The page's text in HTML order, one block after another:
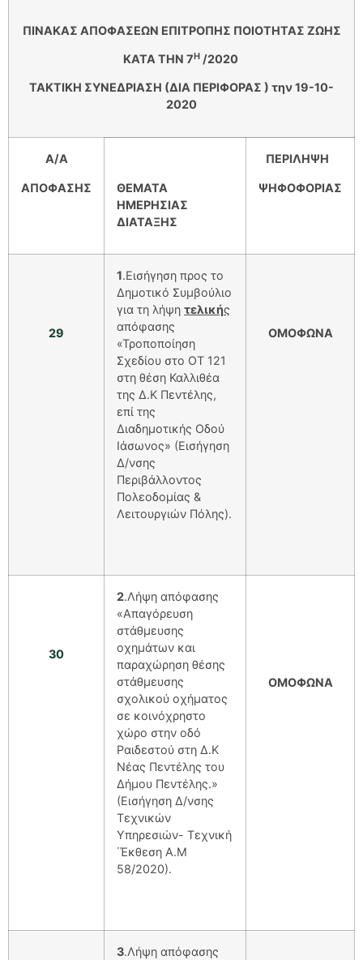
ΠΙΝΑΚΑΣ ΑΠΟΦΑΣΕΩΝ ΕΠΙΤΡΟΠΗΣ ΠΟΙΟΤΗΤΑΣ ΖΩΗΣ
ΚΑΤΑ ΤΗΝ 7Η/2020
ΤΑΚΤΙΚΗ ΣΥΝΕΔΡΙΑΣΗ (ΔΙΑ ΠΕΡΙΦΟΡΑΣ ) την 19-10-
2020
Α/Α
ΑΠΟΦΑΣΗΣ
ΘΕΜΑΤΑ
ΗΜΕΡΗΣΙΑΣ
ΔΙΑΤΑΞΗΣ
ΠΕΡΙΛΗΨΗ
ΨΗΦΟΦΟΡΙΑΣ
29
1.Εισήγηση προς το
Δημοτικό Συμβούλιο
για τη λήψη τελικής
απόφασης
«Τροποποίηση
Σχεδίου στο ΟΤ 121
στη θέση Καλλιθέα
της Δ.Κ Πεντέλης,
επί της
Διαδημοτικής Οδού
Ιάσωνος» (Εισήγηση
Δ/νσης
Περιβάλλοντος
Πολεοδομίας &
Λειτουργιών Πόλης).
ΟΜΟΦΩΝΑ
30
2.Λήψη απόφασης
«Απαγόρευση
στάθμευσης
οχημάτων και
παραχώρηση θέσης
στάθμευσης
σχολικού οχήματος
σε κοινόχρηστο
χώρο στην οδό
Ραιδεστού στη Δ.Κ
Νέας Πεντέλης του
Δήμου Πεντέλης.»
(Εισήγηση Δ/νσης
Τεχνικών
Υπηρεσιών- Τεχνική
΄Έκθεση Α.Μ
58/2020).
ΟΜΟΦΩΝΑ
3.Λήψη απόφασης